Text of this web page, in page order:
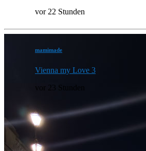
vor 22 Stunden
mamimade
Vienna my Love 3
vor 23 Stunden